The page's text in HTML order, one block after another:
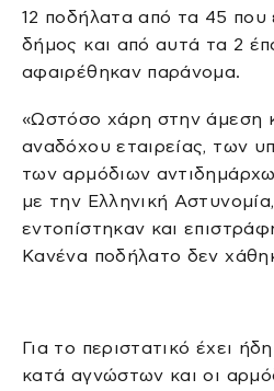
12 ποδήλατα από τα 45 που
δήμος και από αυτά τα 2
αφαιρέθηκαν παράνομα.
«Ωστόσο χάρη στην άμεση
αναδόχου εταιρείας, των
των αρμόδιων
με την Ελληνική
εντοπίστηκαν και
Κανένα ποδήλατο δεν
Για το περιστατικό έχει
κατά αγνώστων και οι